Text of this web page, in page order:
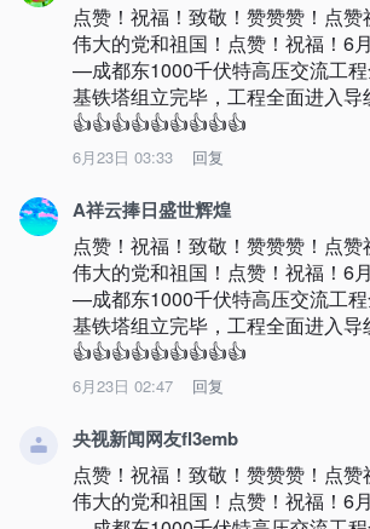
点赞！祝福！致敬！赞赞赞！点赞
伟大的党和祖国！点赞！祝福！6
—成都东1000千伏特高压交流工
基铁塔组立完毕，工程全面进入导
👍👍👍👍👍👍👍👍👍
6月23日 03:33 回复
A祥云捧日盛世辉煌
点赞！祝福！致敬！赞赞赞！点赞
伟大的党和祖国！点赞！祝福！6
—成都东1000千伏特高压交流工
基铁塔组立完毕，工程全面进入导
👍👍👍👍👍👍👍👍👍
6月23日 02:47 回复
央视新闻网友fl3emb
点赞！祝福！致敬！赞赞赞！点赞
伟大的党和祖国！点赞！祝福！6